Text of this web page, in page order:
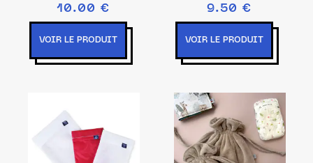
10.00 €
VOIR LE PRODUIT
9.50 €
VOIR LE PRODUIT